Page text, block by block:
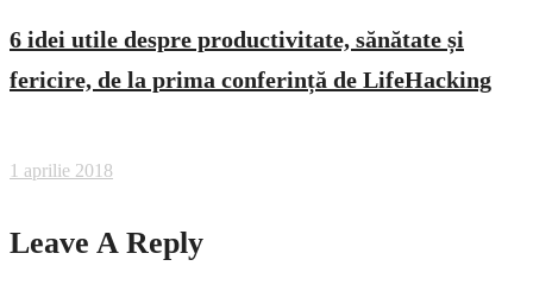
6 idei utile despre productivitate, sănătate și
fericire, de la prima conferință de LifeHacking
1 aprilie 2018
Leave A Reply